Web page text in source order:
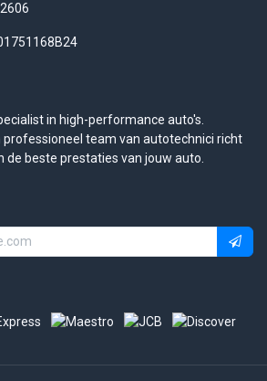
in high-performance auto's.
professioneel team van autotechnici richt
de beste prestaties van jouw auto.